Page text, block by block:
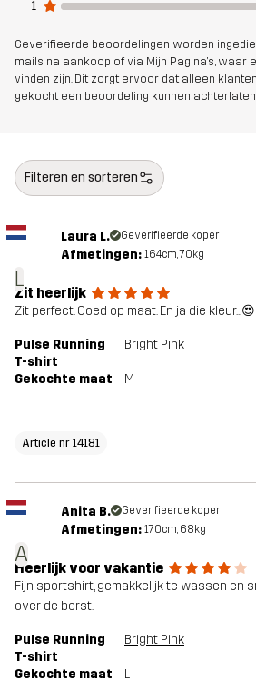
1
Geverifieerde beoordelingen worden
mails na aankoop of via Mijn Pagina's, waar
vinden zijn. Dit zorgt ervoor dat alleen
gekocht een beoordeling kunnen achterlaten.
Filteren en sorteren
L
Laura L. Geverifieerde koper
Afmetingen: 164cm, 70kg
Zit heerlijk
Zit perfect. Goed op maat. En ja die
Pulse Running
T-shirt
Bright Pink
Gekochte maat M
Article nr 14181
A
Anita B. Geverifieerde koper
Afmetingen: 170cm, 68kg
Heerlijk voor vakantie
Fijn sportshirt, gemakkelijk te wassen en
over de borst.
Pulse Running
T-shirt
Bright Pink
Gekochte maat L